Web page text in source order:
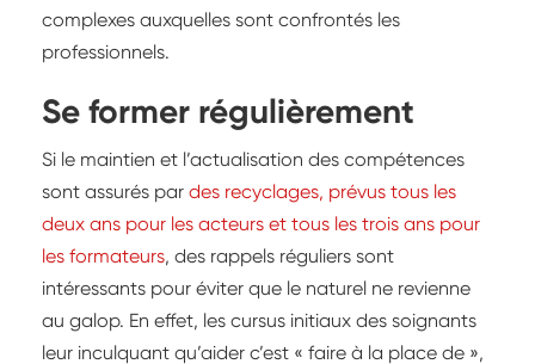
complexes auxquelles sont confrontés les
professionnels.
Se former régulièrement
Si le maintien et l’actualisation des compétences
sont assurés par des recyclages, prévus tous les
deux ans pour les acteurs et tous les trois ans pour
les formateurs, des rappels réguliers sont
intéressants pour éviter que le naturel ne revienne
au galop. En effet, les cursus initiaux des soignants
leur inculquant qu’aider c’est « faire à la place de »,